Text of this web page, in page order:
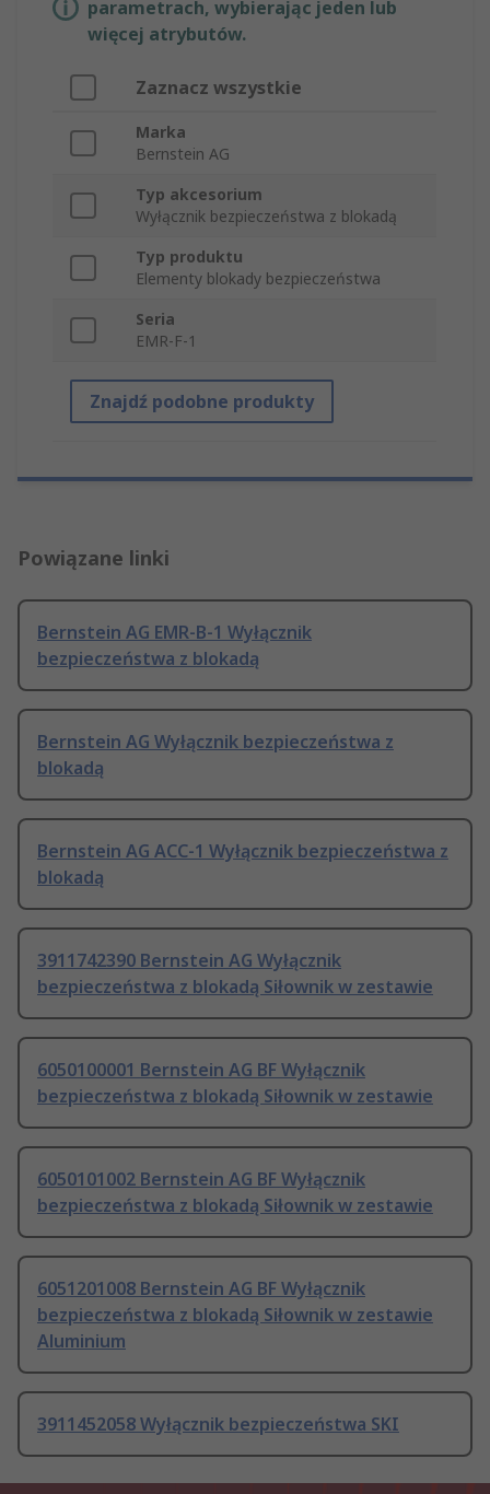
parametrach, wybierając jeden lub
więcej atrybutów.
Zaznacz wszystkie
Marka
Bernstein AG
Typ akcesorium
Wyłącznik bezpieczeństwa z blokadą
Typ produktu
Elementy blokady bezpieczeństwa
Seria
EMR-F-1
Znajdź podobne produkty
Powiązane linki
Bernstein AG EMR-B-1 Wyłącznik
bezpieczeństwa z blokadą
Bernstein AG Wyłącznik bezpieczeństwa z
blokadą
Bernstein AG ACC-1 Wyłącznik bezpieczeństwa z
blokadą
3911742390 Bernstein AG Wyłącznik
bezpieczeństwa z blokadą Siłownik w zestawie
6050100001 Bernstein AG BF Wyłącznik
bezpieczeństwa z blokadą Siłownik w zestawie
6050101002 Bernstein AG BF Wyłącznik
bezpieczeństwa z blokadą Siłownik w zestawie
6051201008 Bernstein AG BF Wyłącznik
bezpieczeństwa z blokadą Siłownik w zestawie
Aluminium
3911452058 Wyłącznik bezpieczeństwa SKI